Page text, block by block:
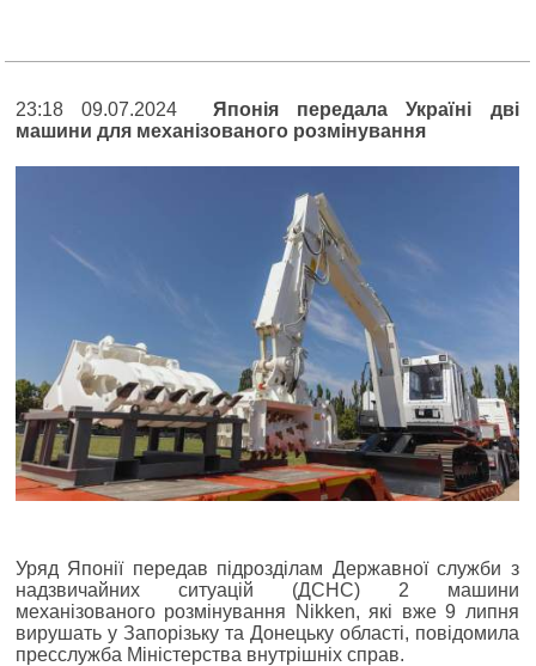
23:18 09.07.2024Японія передала Україні дві
машини для механізованого розмінування
Уряд Японії передав підрозділам Державної служби з
надзвичайних ситуацій (ДСНС) 2 машини
механізованого розмінування Nikken, які вже 9 липня
вирушать у Запорізьку та Донецьку області, повідомила
пресслужба Міністерства внутрішніх справ.